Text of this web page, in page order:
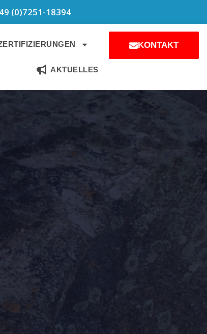
(0)7251-18394
AKTUELLES
KONTAKT